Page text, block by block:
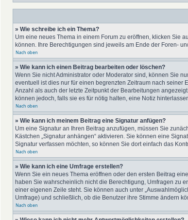
» Wie schreibe ich ein Thema?
Um eine neues Thema in einem Forum zu eröffnen, klicken Sie
können. Ihre Berechtigungen sind jeweils am Ende der Foren-
Nach oben
» Wie kann ich einen Beitrag bearbeiten oder löschen?
Wenn Sie nicht Administrator oder Moderator sind, können Sie
eventuell ist dies nur für einen begrenzten Zeitraum nach seiner
Anzahl als auch der letzte Zeitpunkt der Bearbeitungen
können jedoch, falls sie es für nötig halten, eine Notiz
Nach oben
» Wie kann ich meinem Beitrag eine Signatur anfügen?
Um eine Signatur an Ihren Beitrag anzufügen, müssen Sie
Kästchen „Signatur anhängen“ aktivieren. Sie können eine
Signatur verfassen möchten, so können Sie dort einfach das
Nach oben
» Wie kann ich eine Umfrage erstellen?
Wenn Sie ein neues Thema eröffnen oder den ersten Beitrag
haben Sie wahrscheinlich nicht die Berechtigung, Umfragen zu
einer eigenen Zeile steht. Sie können auch unter
Umfrage) und schließlich, ob die Benutzer ihre Stimme ändern
Nach oben